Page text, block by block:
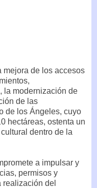
mejora de los accesos
la modernización de
de las
de los Ángeles, cuyo
hectáreas, ostenta un
dentro de la
a impulsar y
permisos y
del